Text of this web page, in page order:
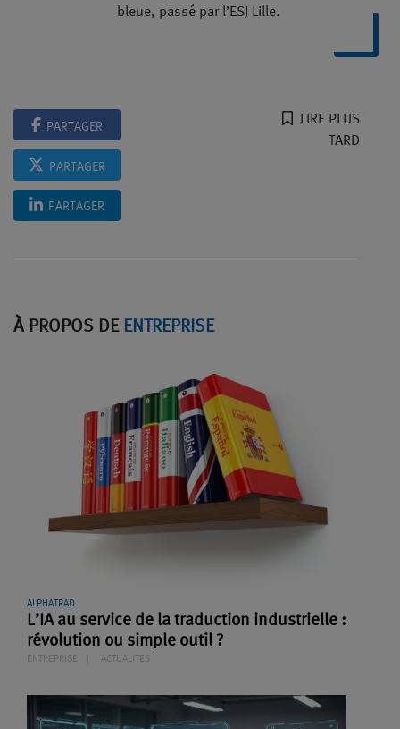
bleue, passé par l’ESJ Lille.
PARTAGER
PARTAGER
PARTAGER
LIRE PLUS
TARD
À PROPOS DE ENTREPRISE
ALPHATRAD
L’IA au service de la traduction industrielle :
révolution ou simple outil ?
ENTREPRISE ACTUALITES